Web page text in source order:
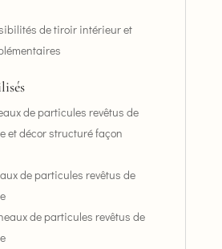
de tiroir intérieur et
de particules revêtus de
et décor structuré façon
de particules revêtus de
de particules revêtus de